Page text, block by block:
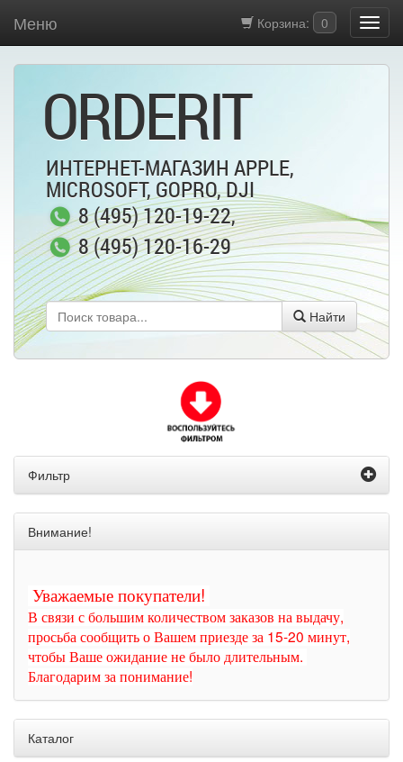
Корзина: 0
Меню
ORDERIT
ИНТЕРНЕТ-МАГАЗИН APPLE,
MICROSOFT, GOPRO, DJI
8 (495) 120-19-22,
8 (495) 120-16-29
Найти
Фильтр
Внимание!
Уважаемые покупатели!
В связи с большим количеством заказов на выдачу,
просьба сообщить о Вашем приезде за 15-20 минут,
чтобы Ваше ожидание не было длительным.
Благодарим за понимание!
Каталог